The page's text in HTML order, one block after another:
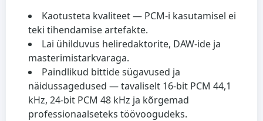
Kaotusteta kvaliteet— PCM-i kasutamisel ei
teki tihendamise artefakte.
Lai ühilduvus heliredaktorite, DAW-ide ja
masterimistarkvaraga.
Paindlikud bittide sügavused ja
näidussagedused — tavaliselt 16-bit PCM 44,1
kHz, 24-bit PCM 48 kHz ja kõrgemad
professionaalseteks töövoogudeks.